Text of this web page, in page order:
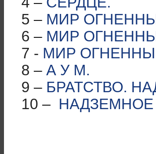
5 – МИР
6 – МИР
7 - МИР
8 – А У М.
9 – БРАТСТВО.
10 – НАДЗЕМНОЕ